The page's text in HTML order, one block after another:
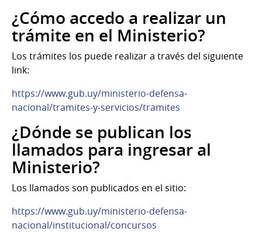
¿Cómo accedo a realizar un
trámite en el Ministerio?
Los trámites los puede realizar a través del siguiente
link:
https://www.gub.uy/ministerio-defensa-
nacional/tramites-y-servicios/tramites
¿Dónde se publican los
llamados para ingresar al
Ministerio?
Los llamados son publicados en el sitio:
https://www.gub.uy/ministerio-defensa-
nacional/institucional/concursos